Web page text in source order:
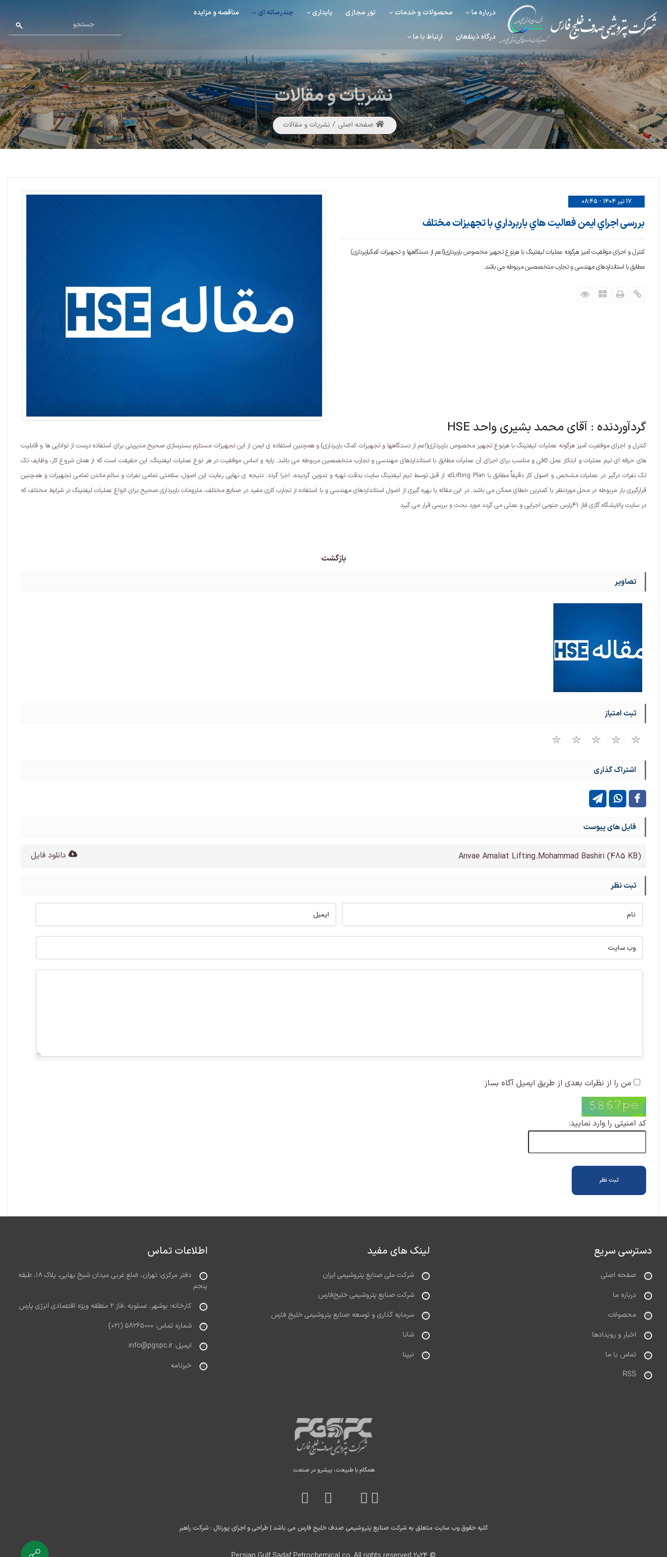
درباره ما محصولات و خدمات تور مجازی پایداری چندرسانه ای مناقصه و مزایده
درگاه ذینفعان ارتباط با ما
نشریاتو مقالات
صفحه اصلی نشریات و مقالات
17 تیر 1404 - 08:45
ﺑﺮرﺳﯽ اﺟﺮاي اﯾﻤﻦ ﻓﻌﺎﻟﯿﺖ ﻫﺎي ﺑﺎرﺑﺮداري ﺑﺎ ﺗﺠﻬﯿﺰات مختلف
کنترل و اجرای موفقیت آمیز هرگونه عملیات لیفتینگ با هرنوع تجهیز مخصوص باربرداری(اعم از دستگاهها و تجهیزات کمکباربرداری)
مطابق با استانداردهای مهندسی و تجارب متخصصین مربوطه می باشد.
گردآوردنده : آقای محمد بشیری واحد HSE
کنترل و اجرای موفقیت آمیز هرگونه عملیات لیفتینگ با هرنوع تجهیز مخصوص باربرداری(اعم از دستگاهها و تجهیزات کمک باربرداری) و همچنین استفاده ی ایمن از این تجهیزات مستلزم بسترسازی صحیح مدیریتی برای استفاده درست از توانایی ها و قابلیت
های حرفه ای تیم عملیات و ابتکار عمل کافی و مناسب برای اجرای آن عملیات مطابق با استانداردهای مهندسی و تجارب متخصصین مربوطه می باشد. پایه و اساس موفقیت در هر نوع عملیات لیفتینگ، این حقیقت است که از همان شروع کار، وظایف تک
تک نفرات درگیر در عملیات مشخص و اصول کار دقیقاٌ مطابق با Lifting Planکه از قبل توسط تیم لیفتینگ سایت بدقت تهیه و تدوین گردیده، اجرا گردد. نتیجه ی نهایی رعایت این اصول، سلامتی تمامی نفرات و سالم ماندن تمامی تجهیزات و همچنین
قرارگیری بار مربوطه در محل موردنظر با کمترین خطای ممکن می باشد. در این مقاله با بهره گیری از اصول استانداردهای مهندسی و با استفاده از تجارب کاری مفید در صنایع مختلف، ملزومات باربرداری صحیح برای انواع عملیات لیفتینگ در شرایط مختلف که
در سایت پالایشگاه گازی فاز 41پارس جنوبی اجرایی و عملی می گردد مورد بحث و بررسی قرار می گیرد
بازگشت
تصاویر
ثبت امتیاز
اشتراک گذاری
فایل های پیوست
Anvae Amaliat Lifting.Mohammad Bashiri (485 KB) دانلود فایل
ثبت نظر
من را از نظرات بعدی از طریق ایمیل آگاه بساز
کد امنیتی را وارد نمایید:
دسترسی سریع
صفحه اصلی
درباره ما
محصولات
اخبار و رویدادها
تماس با ما
RSS
لینک های مفید
شرکت ملی صنایع پتروشیمی ایران
شرکت صنایع پتروشیمی خلیج‌فارس
سرمایه گذاری و توسعه صنایع پتروشیمی خلیج فارس
شانا
نیپنا
اطلاعات تماس
دفتر مرکزی: تهران، ضلع غربی میدان شیخ بهایی، پلاک ۱۸، طبقه
پنجم
کارخانه: بوشهر، عسلویه ،فاز ۲ منطقه ویژه اقتصادی انرژی پارس
شماره تماس: ۵۸۲۶۵۰۰۰ (۰۲۱)
ایمیل: info@pgspc.ir
خبرنامه
همگام با طبیعت، پیشرو در صنعت
کلیه حقوق وب سایت متعلق به شرکت صنایع پتروشیمی صدف خلیج فارس می باشد | طراحی و اجرای پورتال : شرکت راهبر